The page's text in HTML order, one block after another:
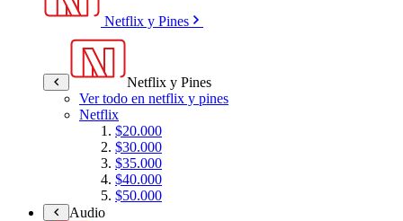
Netflix y Pines
Netflix y Pines
Ver todo en netflix y pines
Netflix
$20.000
$30.000
$35.000
$40.000
$50.000
Audio